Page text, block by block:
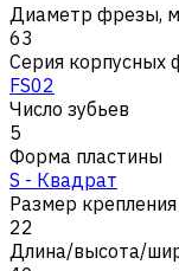
Диаметр фрезы,
63
Серия корпусных
FS02
Число зубьев
5
Форма пластины
S - Квадрат
Размер
22
Длина/высота/